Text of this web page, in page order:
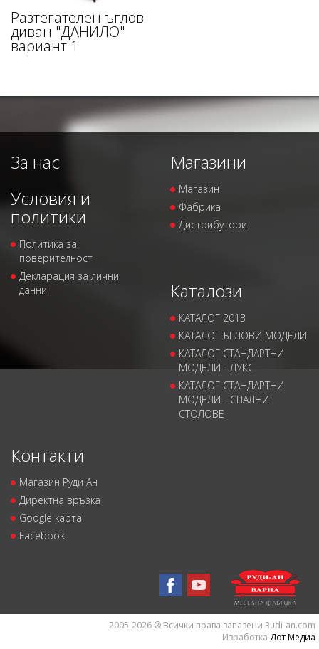
Разтегателен ъглов
диван "ДАНИЛО"
вариант 1
За нас
Условия и
политики
Политика за
поверителност
Декларация за лични
данни
Магазини
Магазин
Фабрика
Дистрибутори
Каталози
КАТАЛОГ 2013
КАТАЛОГ ЪГЛОВИ МОДЕЛИ
КАТАЛОГ СТАНДАРТНИ
МОДЕЛИ - ЛУКС
КАТАЛОГ СТАНДАРТНИ
МОДЕЛИ - СПАЛНИ
СТОЛОВЕ
Контакти
Магазин Руди Ан
Директна връзка
Google карта
Facebook
2005-2026 ® Всички права запазени Rudi-an.com
Изработка Дот Медиа